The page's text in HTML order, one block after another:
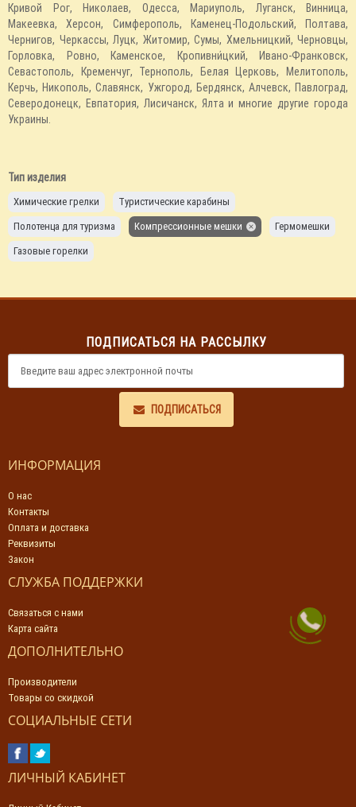
Кривой Рог, Николаев, Одесса, Мариуполь, Луганск, Винница,
Макеевка, Херсон, Симферополь, Каменец-Подольский, Полтава,
Чернигов, Черкассы, Луцк, Житомир, Сумы, Хмельницкий, Черновцы,
Горловка, Ровно, Каменское, Кропивни́цкий, Ивано-Франковск,
Севастополь, Кременчуг, Тернополь, Белая Церковь, Мелитополь,
Керчь, Никополь, Славянск, Ужгород, Бердянск, Алчевск, Павлоград,
Северодонецк, Евпатория, Лисичанск, Ялта и многие другие города
Украины.
Тип изделия
Химические грелки
Туристические карабины
Полотенца для туризма
Компрессионные мешки
Гермомешки
Газовые горелки
ПОДПИСАТЬСЯ НА РАССЫЛКУ
ПОДПИСАТЬСЯ
ИНФОРМАЦИЯ
О нас
Контакты
Оплата и доставка
Реквизиты
Закон
СЛУЖБА ПОДДЕРЖКИ
Связаться с нами
Карта сайта
ДОПОЛНИТЕЛЬНО
Производители
Товары со скидкой
СОЦИАЛЬНЫЕ СЕТИ
ЛИЧНЫЙ КАБИНЕТ